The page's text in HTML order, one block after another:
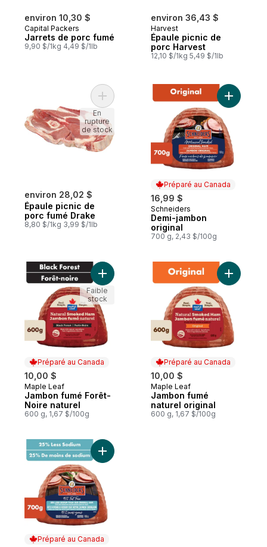
environ 10,30 $
Capital Packers
Jarrets de porc fumé
9,90 $/1kg 4,49 $/1lb
environ 36,43 $
Harvest
Épaule picnic de
porc Harvest
12,10 $/1kg 5,49 $/1lb
environ 28,02 $
Épaule picnic de
porc fumé Drake
8,80 $/1kg 3,99 $/1lb
Ajouter Épaule picnic de porc fumé
En
rupture
de stock
Préparé au Canada
16,99 $
Préparé au Canada
Schneiders
Demi-jambon
original
700 g, 2,43 $/100g
Ajouter
Préparé au Canada
10,00 $
Préparé au Canada
Maple Leaf
Jambon fumé Forêt-
Noire naturel
600 g, 1,67 $/100g
Ajouter Jambon fumé Forêt-Noire naturel
Faible
stock
Préparé au Canada
10,00 $
Préparé au Canada
Maple Leaf
Jambon fumé
naturel original
600 g, 1,67 $/100g
Ajouter
Préparé au Canada
Ajouter Jambon fumé à faible teneur en